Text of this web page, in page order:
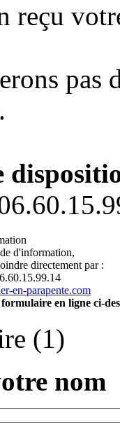
reçu
pas
d'information,
directement par :
en-parapente.com
en ligne ci-
(1)
nom